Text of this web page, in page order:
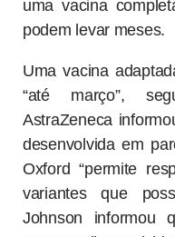
Universidade de
o desenvolvimento,
uma vacina
podem levar meses.
Uma vacina
“até março”,
AstraZeneca
desenvolvida em
Oxford “permite